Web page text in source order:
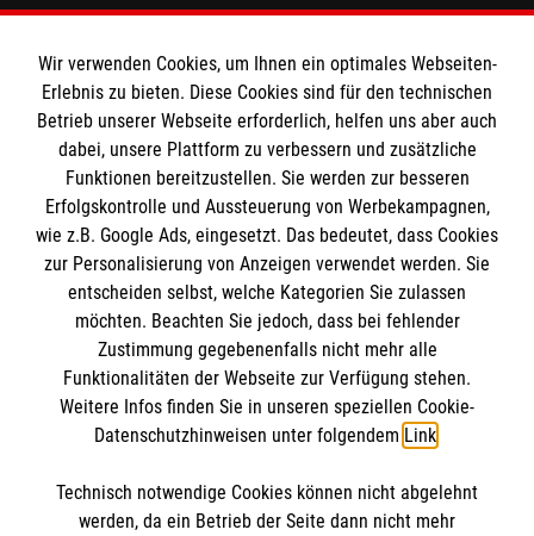
Informationen
Sitemap
Impressum
Datenschutz
Cookies
Transparenz
Wir verwenden Cookies, um Ihnen ein optimales Webseiten-
Erlebnis zu bieten. Diese Cookies sind für den technischen
Betrieb unserer Webseite erforderlich, helfen uns aber auch
dabei, unsere Plattform zu verbessern und zusätzliche
Funktionen bereitzustellen. Sie werden zur besseren
Erfolgskontrolle und Aussteuerung von Werbekampagnen,
wie z.B. Google Ads, eingesetzt. Das bedeutet, dass Cookies
zur Personalisierung von Anzeigen verwendet werden. Sie
entscheiden selbst, welche Kategorien Sie zulassen
möchten. Beachten Sie jedoch, dass bei fehlender
Zustimmung gegebenenfalls nicht mehr alle
Funktionalitäten der Webseite zur Verfügung stehen.
Weitere Infos finden Sie in unseren speziellen Cookie-
Datenschutzhinweisen unter folgendem Link.
Technisch notwendige Cookies können nicht abgelehnt
werden, da ein Betrieb der Seite dann nicht mehr